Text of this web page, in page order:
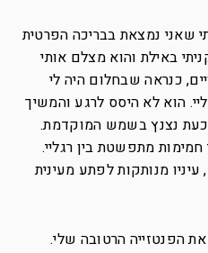
שאני נמצאת בבריכה הפרטית
באילת והוא מצלם אותי
כנראה שבחלום היה לי
הוא לא היסס לרגע והמשיך
נצנץ בשמש המוקדמת.
מתפשטת בין רגליי.
מנותקות לפתע מעינית
הפנטזייה הרטובה שלי.